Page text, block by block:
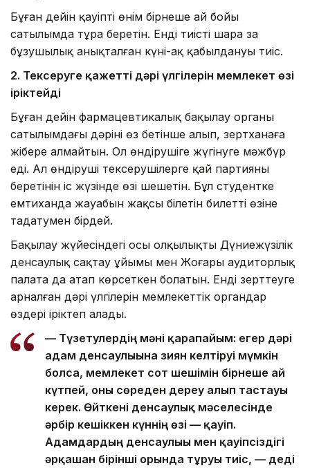
Бұған дейін қауіпті өнім бірнеше ай бойы
сатылымда тұра беретін. Енді тиісті шара заң
бұзушылық анықталған күні-ақ қабылдануы тиіс.
2. Тексеруге қажетті дәрі үлгілерін мемлекет өзі
іріктейді
Бұған дейін фармацевтикалық бақылау органы
сатылымдағы дәріні өз бетінше алып, зертханаға
жібере алмайтын. Ол өндірушіге жүгінуге мәжбүр
еді. Ал өндіруші тексерушілерге қай партияны
беретінін іс жүзінде өзі шешетін. Бұл студентке
емтиханда жауабын жақсы білетін билетті өзіне
таңдатумен бірдей.
Бақылау жүйесіндегі осы олқылықты Дүниежүзілік
денсаулық сақтау ұйымы мен Жоғары аудиторлық
палата да атап көрсеткен болатын. Енді зерттеуге
арналған дәрі үлгілерін мемлекеттік органдар
өздері іріктеп алады.
— Түзетулердің мәні қарапайым: егер дәрі
адам денсаулығына зиян келтіруі мүмкін
болса, мемлекет сот шешімін бірнеше ай
күтпей, оны сөреден дереу алып тастауы
керек. Өйткені денсаулық мәселесінде
әрбір кешіккен күннің өзі — қауіп.
Адамдардың денсаулығы мен қауіпсіздігі
әрқашан бірінші орында тұруы тиіс, — деді